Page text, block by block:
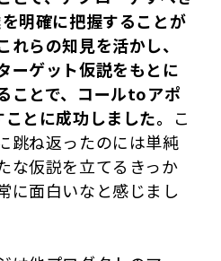
明確に把握することが
らの知見を活かし、
ーゲット仮説をもとに
ことで、コールtoアポ
とに成功しました。 こ
跳ね返ったのには単純
な仮説を立てるきっか
に面白いなと感じまし